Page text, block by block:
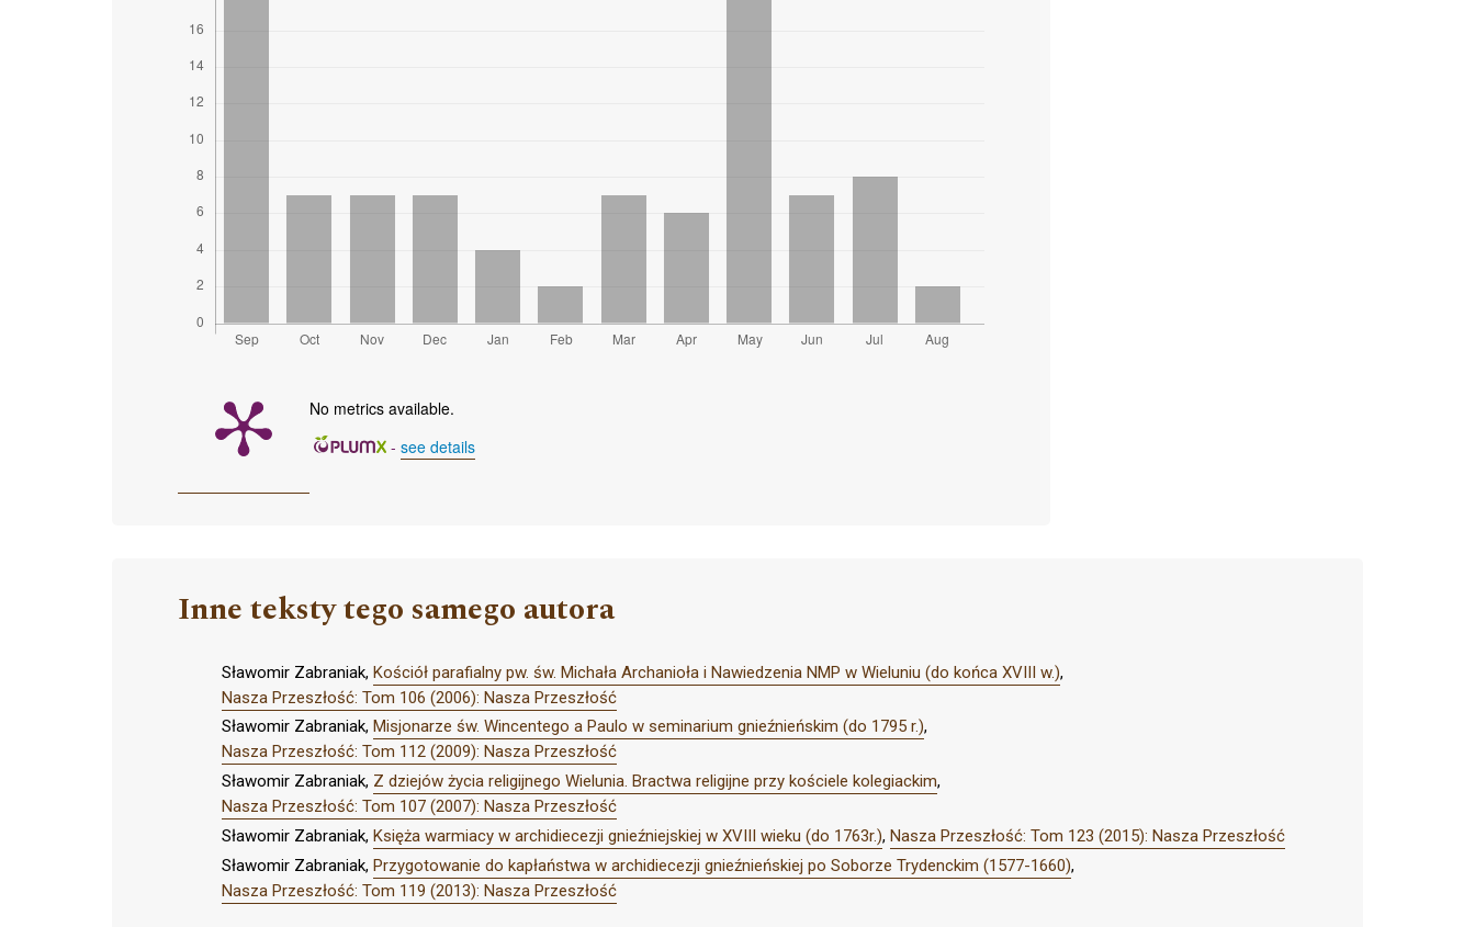
No metrics available.
- see details
Inne teksty tego samego autora
Sławomir Zabraniak, Kościół parafialny pw. św. Michała Archanioła i Nawiedzenia NMP w Wieluniu (do końca XVIII w.),
Nasza Przeszłość: Tom 106 (2006): Nasza Przeszłość
Sławomir Zabraniak, Misjonarze św. Wincentego a Paulo w seminarium gnieźnieńskim (do 1795 r.),
Nasza Przeszłość: Tom 112 (2009): Nasza Przeszłość
Sławomir Zabraniak, Z dziejów życia religijnego Wielunia. Bractwa religijne przy kościele kolegiackim,
Nasza Przeszłość: Tom 107 (2007): Nasza Przeszłość
Sławomir Zabraniak, Księża warmiacy w archidiecezji gnieźniejskiej w XVIII wieku (do 1763r.), Nasza Przeszłość: Tom 123 (2015): Nasza Przeszłość
Sławomir Zabraniak, Przygotowanie do kapłaństwa w archidiecezji gnieźnieńskiej po Soborze Trydenckim (1577-1660),
Nasza Przeszłość: Tom 119 (2013): Nasza Przeszłość